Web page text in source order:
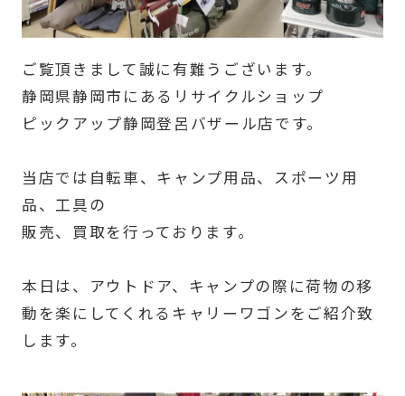
ご覧頂きまして誠に有難うございます。
静岡県静岡市にあるリサイクルショップ
ピックアップ静岡登呂バザール店です。
当店では自転車、キャンプ用品、スポーツ用
品、工具の
販売、買取を行っております。
本日は、アウトドア、キャンプの際に荷物の移
動を楽にしてくれるキャリーワゴンをご紹介致
します。